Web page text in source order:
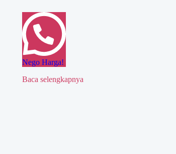
363
Nego Harga!
Baca selengkapnya